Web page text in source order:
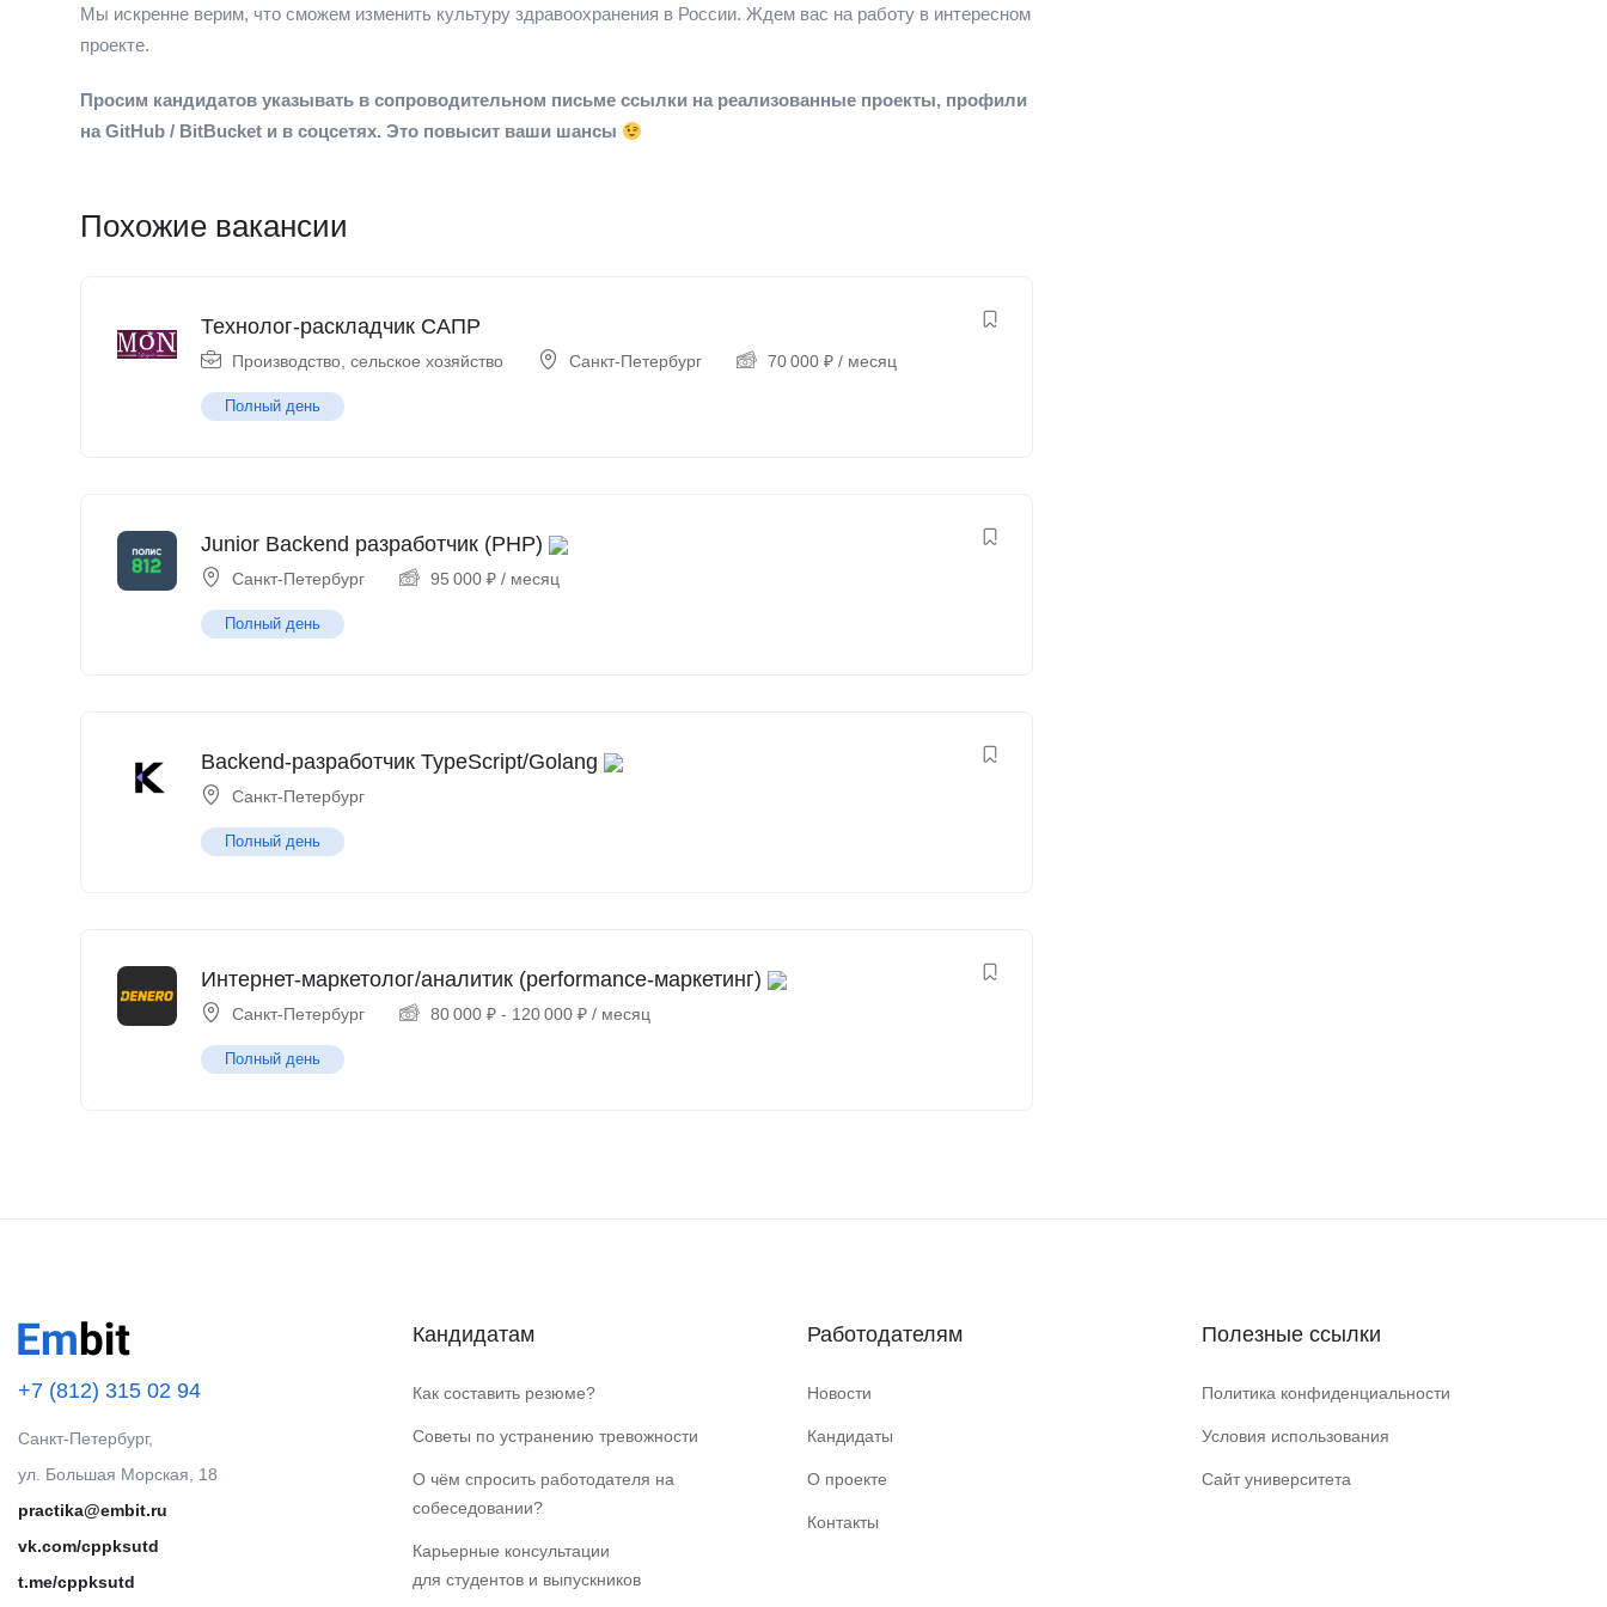
Мы искренне верим, что сможем изменить культуру здравоохранения в России. Ждем вас на работу в интересном
проекте.
Просим кандидатов указывать в сопроводительном письме ссылки на реализованные проекты, профили
на GitHub / BitBucket и в соцсетях. Это повысит ваши шансы
Похожие вакансии
Технолог-раскладчик САПР
Производство, сельское хозяйство Санкт-Петербург 70 000 ₽ / месяц
Полный день
Junior Backend разработчик (PHP)
Санкт-Петербург 95 000 ₽ / месяц
Полный день
Backend-разработчик TypeScript/Golang
Санкт-Петербург
Полный день
Интернет-маркетолог/аналитик (performance-маркетинг)
Санкт-Петербург 80 000 ₽ - 120 000 ₽ / месяц
Полный день
+7 (812) 315 02 94
Санкт-Петербург,
ул. Большая Морская, 18
practika@embit.ru
vk.com/cppksutd
t.me/cppksutd
Кандидатам
Как составить резюме?
Советы по устранению тревожности
О чём спросить работодателя на
собеседовании?
Карьерные консультации
для студентов и выпускников
Работодателям
Новости
Кандидаты
О проекте
Контакты
Полезные ссылки
Политика конфиденциальности
Условия использования
Сайт университета